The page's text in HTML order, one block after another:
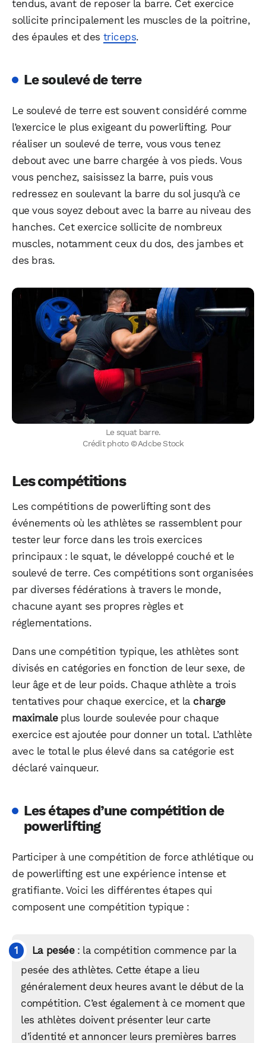
tendus, avant de reposer la barre. Cet exercice
sollicite principalement les muscles de la poitrine,
des épaules et des triceps.
Le soulevé de terre
Le soulevé de terre est souvent considéré comme
l’exercice le plus exigeant du powerlifting. Pour
réaliser un soulevé de terre, vous vous tenez
debout avec une barre chargée à vos pieds. Vous
vous penchez, saisissez la barre, puis vous
redressez en soulevant la barre du sol jusqu’à ce
que vous soyez debout avec la barre au niveau des
hanches. Cet exercice sollicite de nombreux
muscles, notamment ceux du dos, des jambes et
des bras.
Le squat barre.
Crédit photo © Adobe Stock
Les compétitions
Les compétitions de powerlifting sont des
événements où les athlètes se rassemblent pour
tester leur force dans les trois exercices
principaux : le squat, le développé couché et le
soulevé de terre. Ces compétitions sont organisées
par diverses fédérations à travers le monde,
chacune ayant ses propres règles et
réglementations.
Dans une compétition typique, les athlètes sont
divisés en catégories en fonction de leur sexe, de
leur âge et de leur poids. Chaque athlète a trois
tentatives pour chaque exercice, et la charge
maximaleplus lourde soulevée pour chaque
exercice est ajoutée pour donner un total. L’athlète
avec le total le plus élevé dans sa catégorie est
déclaré vainqueur.
Les étapes d’une compétition de
powerlifting
Participer à une compétition de force athlétique ou
de powerlifting est une expérience intense et
gratifiante. Voici les différentes étapes qui
composent une compétition typique :
La pesée: la compétition commence par la
pesée des athlètes. Cette étape a lieu
généralement deux heures avant le début de la
compétition. C’est également à ce moment que
les athlètes doivent présenter leur carte
d’identité et annoncer leurs premières barres